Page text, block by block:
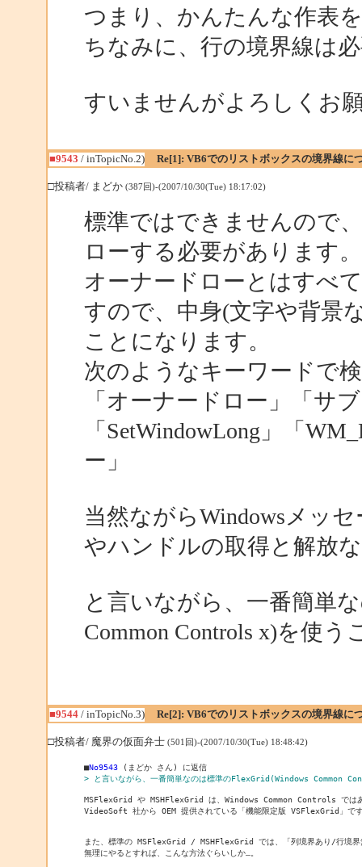
つまり、かんたんな作表
ちなみに、行の境界線は
すいませんがよろしくお
■9543 / inTopicNo.2) Re[1]: VB6でのリストボックスの境界線に
□投稿者/ まどか (387回)-(2007/10/30(Tue) 18:17:02)
標準ではできませんので
ローする必要があります。
オーナードローとはすべ
すので、中身(文字や背景
ことになります。
次のようなキーワードで
「オーナードロー」「サ
「SetWindowLong」「
ー」
当然ながらWindowsメッ
やハンドルの取得と解放
と言いながら、一番簡単
Common Controls x)を使
■9544/ inTopicNo.3) Re[2]: VB6でのリストボックスの境界線に
□投稿者/ 魔界の仮面弁士 (501回)-(2007/10/30(Tue) 18:48:42)
■No9543
(まどか さん) に返信
> と言いながら、一番簡単なのは標準のFlexGrid(Windows Common
MSFlexGrid や MSHFlexGrid は、Windows Common Controls では
VideoSoft 社から OEM 提供されている「機能限定版 VSFlexGrid」で
また、標準の MSFlexGrid / MSHFlexGrid では、「列境界あり/行境界
無理にやるとすれば、こんな方法ぐらいしか…。